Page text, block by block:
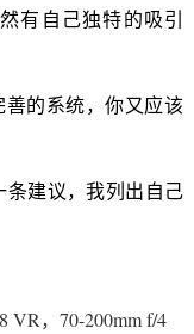
有自己独特的吸引
的系统，你又应该
条建议，我列出自己
VR，70-200mm f/4